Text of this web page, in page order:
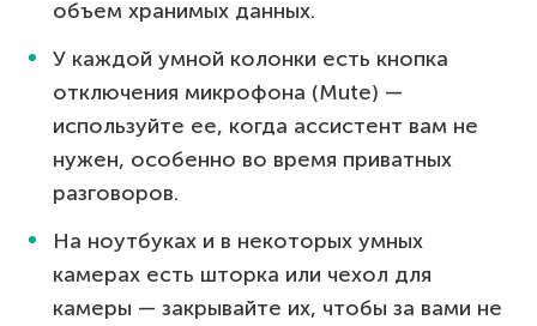
объем хранимых данных.
У каждой умной колонки есть кнопка
отключения микрофона (Mute) —
используйте ее, когда ассистент вам не
нужен, особенно во время приватных
разговоров.
На ноутбуках и в некоторых умных
камерах есть шторка или чехол для
камеры — закрывайте их, чтобы за вами не